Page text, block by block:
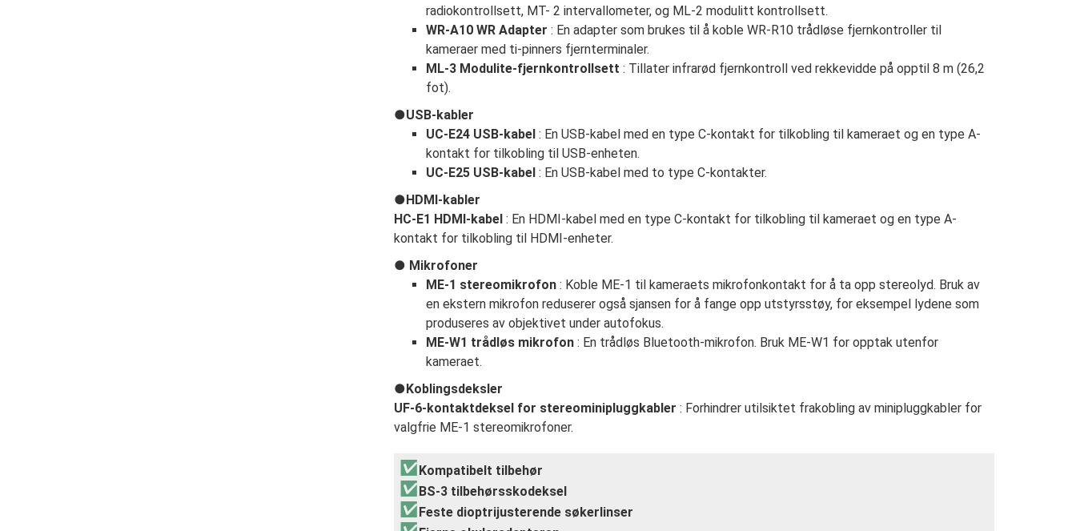
radiokontrollsett, MT- 2 intervallometer, og ML-2 modulitt kontrollsett.
WR-A10 WR Adapter : En adapter som brukes til å koble WR-R10 trådløse fjernkontroller til
kameraer med ti-pinners fjernterminaler.
ML-3 Modulite-fjernkontrollsett : Tillater infrarød fjernkontroll ved rekkevidde på opptil 8 m (26,2
fot).
USB-kabler
UC-E24 USB-kabel : En USB-kabel med en type C-kontakt for tilkobling til kameraet og en type A-
kontakt for tilkobling til USB-enheten.
UC-E25 USB-kabel : En USB-kabel med to type C-kontakter.
HDMI-kabler
HC-E1 HDMI-kabel : En HDMI-kabel med en type C-kontakt for tilkobling til kameraet og en type A-
kontakt for tilkobling til HDMI-enheter.
Mikrofoner
ME-1 stereomikrofon : Koble ME-1 til kameraets mikrofonkontakt for å ta opp stereolyd. Bruk av
en ekstern mikrofon reduserer også sjansen for å fange opp utstyrsstøy, for eksempel lydene som
produseres av objektivet under autofokus.
ME-W1 trådløs mikrofon : En trådløs Bluetooth-mikrofon. Bruk ME-W1 for opptak utenfor
kameraet.
Koblingsdeksler
UF-6-kontaktdeksel for stereominipluggkabler : Forhindrer utilsiktet frakobling av minipluggkabler for
valgfrie ME-1 stereomikrofoner.
Kompatibelt tilbehør
BS-3 tilbehørsskodeksel
Feste dioptrijusterende søkerlinser